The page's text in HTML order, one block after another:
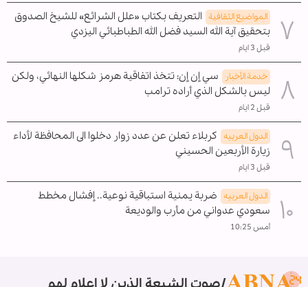
المواضیع الثقافية التعريف بكتاب «علل الشرائع» للشيخ الصدوق
بتحقيق آية الله السيد فضل الله الطباطبائي اليزدي
قبل 3 ايام
خدمة الأخبار
سي إن إن: تتخذ اتفاقية هرمز شكلها النهائي، ولكن
ليس بالشكل الذي أراده ترامب
قبل 2 ايام
الدول العربیه كربلاء تعلن عن عدد زوار دخلوا الى المحافظة لأداء
زيارة الأربعين الحسيني
قبل 3 ايام
الدول العربیه ضربة يمنية استباقية نوعية.. إفشال مخطط
سعودي عدواني من مأرب والوديعة
أمس 10:25